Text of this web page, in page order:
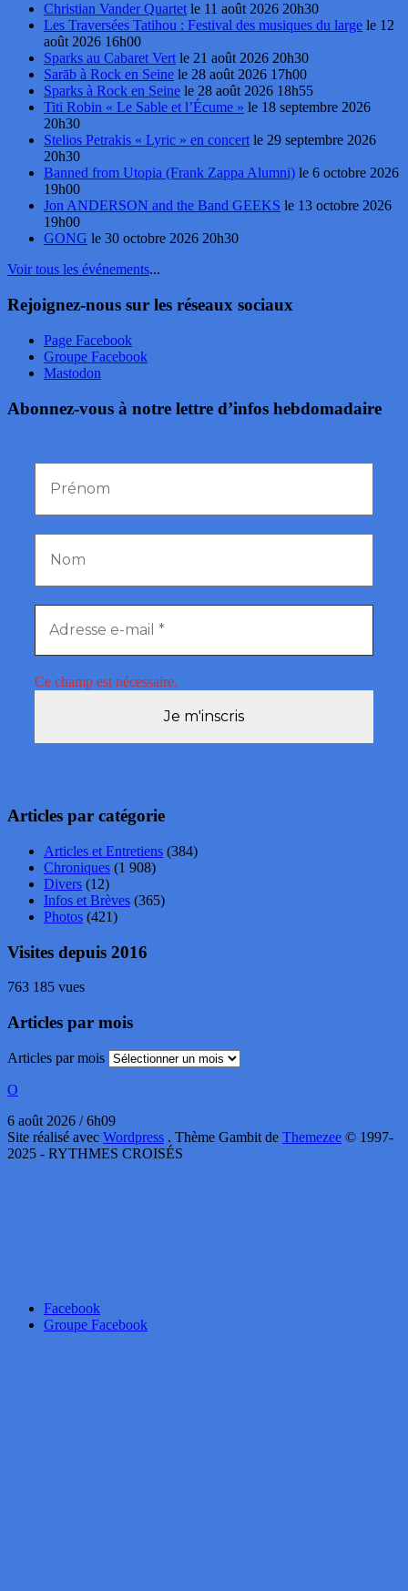
Christian Vander Quartetle 11 août 2026 20h30
Les Traversées Tatihou : Festival des musiques du large le 12
août 2026 16h00
Sparks au Cabaret Vertle 21 août 2026 20h30
Sarāb à Rock en Seine le 28 août 2026 17h00
Sparks à Rock en Seine le 28 août 2026 18h55
Titi Robin « Le Sable et l’Écume » le 18 septembre 2026
20h30
Stelios Petrakis « Lyric » en concertle 29 septembre 2026
20h30
Banned from Utopia (Frank Zappa Alumni) le 6 octobre 2026
19h00
Jon ANDERSON and the Band GEEKS le 13 octobre 2026
19h00
GONG le 30 octobre 2026 20h30
Voir tous les événements...
Rejoignez-nous sur les réseaux sociaux
Page Facebook
Groupe Facebook
Mastodon
Abonnez-vous à notre lettre d’infos hebdomadaire
Ce champ est nécessaire.
Articles par catégorie
Articles et Entretiens (384)
Chroniques (1 908)
Divers (12)
Infos et Brèves (365)
Photos (421)
Visites depuis 2016
763 185 vues
Articles par mois
Articles par mois
O
6 août 2026 / 6h09
Site réalisé avec Wordpress . Thème Gambit de Themezee © 1997-
2025 - RYTHMES CROISÉS
Facebook
Groupe Facebook